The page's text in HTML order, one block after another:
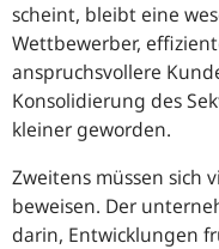
scheint, bleibt eine
Wettbewerber,
anspruchsvollere
Konsolidierung des
kleiner geworden.
Zweitens müssen sich
beweisen. Der
darin, Entwicklungen